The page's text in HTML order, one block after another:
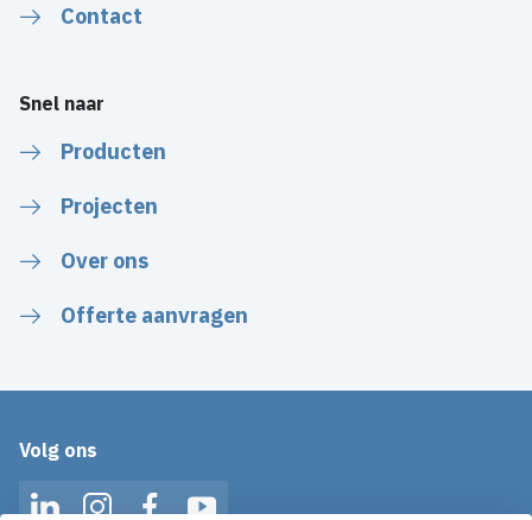
Contact
Snel naar
Producten
Projecten
Over ons
Offerte aanvragen
Volg ons